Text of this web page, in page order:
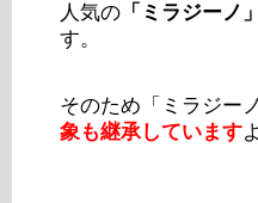
人気の 「ミラジーノ
す。
そのため「ミラジー
象も継承しています